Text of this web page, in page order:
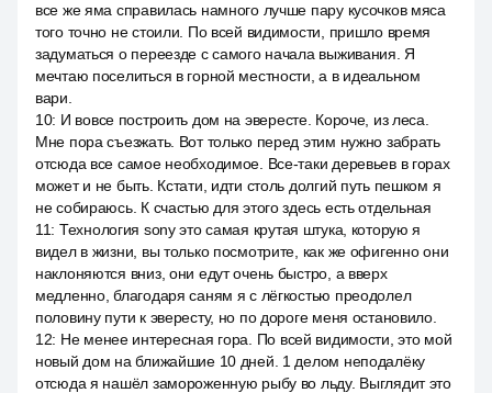
все же яма справилась намного лучше пару кусочков мяса
того точно не стоили. По всей видимости, пришло время
задуматься о переезде с самого начала выживания. Я
мечтаю поселиться в горной местности, а в идеальном
вари.
10: И вовсе построить дом на эвересте. Короче, из леса.
Мне пора съезжать. Вот только перед этим нужно забрать
отсюда все самое необходимое. Все-таки деревьев в горах
может и не быть. Кстати, идти столь долгий путь пешком я
не собираюсь. К счастью для этого здесь есть отдельная
11: Технология sony это самая крутая штука, которую я
видел в жизни, вы только посмотрите, как же офигенно они
наклоняются вниз, они едут очень быстро, а вверх
медленно, благодаря саням я с лёгкостью преодолел
половину пути к эвересту, но по дороге меня остановило.
12: Не менее интересная гора. По всей видимости, это мой
новый дом на ближайшие 10 дней. 1 делом неподалёку
отсюда я нашёл замороженную рыбу во льду. Выглядит это